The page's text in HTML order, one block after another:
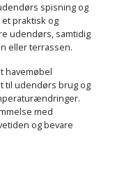
spisning og
praktisk og
udendørs, samtidig
eller terrassen.
havemøbel
til udendørs brug og
med
og bevare